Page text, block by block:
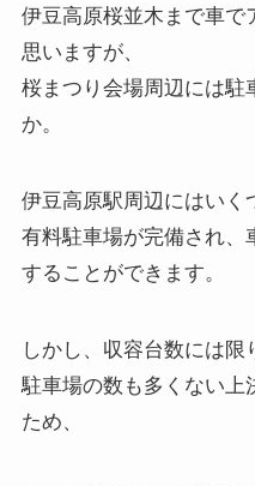
伊豆高原桜並木まで車で
思いますが、
桜まつり会場周辺には駐
か。
伊豆高原駅周辺にはいく
有料駐車場が完備され、
することができます。
しかし、収容台数には限
駐車場の数も多くない上
ため、